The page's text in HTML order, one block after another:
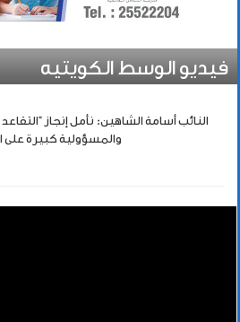
فيديو الوسط الكويتيه
والمسؤولية كبيرة على